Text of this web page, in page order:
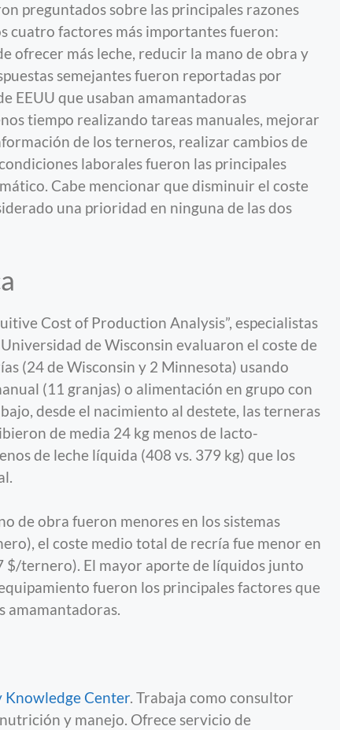
preguntados sobre las principales razones
cuatro factores más importantes fueron:
ofrecer más leche, reducir la mano de obra y
semejantes fueron reportadas por
EEUU que usaban amamantadoras
tiempo realizando tareas manuales, mejorar
de los terneros, realizar cambios de
laborales fueron las principales
Cabe mencionar que disminuir el coste
una prioridad en ninguna de las dos
Cost of Production Analysis”, especialistas
de Wisconsin evaluaron el coste de
(24 de Wisconsin y 2 Minnesota) usando
(11 granjas) o alimentación en grupo con
desde el nacimiento al destete, las terneras
de media 24 kg menos de lacto-
de leche líquida (408 vs. 379 kg) que los
de obra fueron menores en los sistemas
el coste medio total de recría fue menor en
$/ternero). El mayor aporte de líquidos junto
fueron los principales factores que
amamantadoras.
Center. Trabaja como consultor
y manejo. Ofrece servicio de